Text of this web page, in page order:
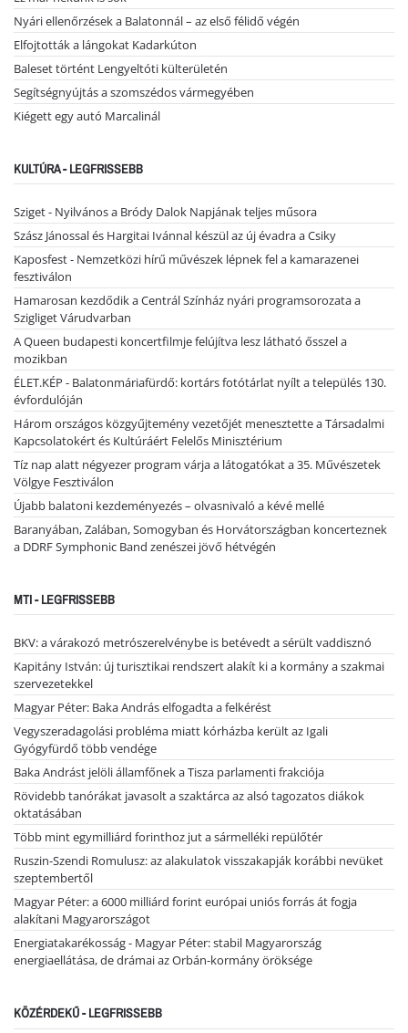
Nyári ellenőrzések a Balatonnál – az első félidő végén
Elfojtották a lángokat Kadarkúton
Baleset történt Lengyeltóti külterületén
Segítségnyújtás a szomszédos vármegyében
Kiégett egy autó Marcalinál
KULTÚRA - LEGFRISSEBB
Sziget - Nyilvános a Bródy Dalok Napjának teljes műsora
Szász Jánossal és Hargitai Ivánnal készül az új évadra a Csiky
Kaposfest - Nemzetközi hírű művészek lépnek fel a kamarazenei
fesztiválon
Hamarosan kezdődik a Centrál Színház nyári programsorozata a
Szigliget Várudvarban
A Queen budapesti koncertfilmje felújítva lesz látható ősszel a
mozikban
ÉLET.KÉP - Balatonmáriafürdő: kortárs fotótárlat nyílt a település 130.
évfordulóján
Három országos közgyűjtemény vezetőjét menesztette a Társadalmi
Kapcsolatokért és Kultúráért Felelős Minisztérium
Tíz nap alatt négyezer program várja a látogatókat a 35. Művészetek
Völgye Fesztiválon
Újabb balatoni kezdeményezés – olvasnivaló a kévé mellé
Baranyában, Zalában, Somogyban és Horvátországban koncerteznek
a DDRF Symphonic Band zenészei jövő hétvégén
MTI - LEGFRISSEBB
BKV: a várakozó metrószerelvénybe is betévedt a sérült vaddisznó
Kapitány István: új turisztikai rendszert alakít ki a kormány a szakmai
szervezetekkel
Magyar Péter: Baka András elfogadta a felkérést
Vegyszeradagolási probléma miatt kórházba került az Igali
Gyógyfürdő több vendége
Baka Andrást jelöli államfőnek a Tisza parlamenti frakciója
Rövidebb tanórákat javasolt a szaktárca az alsó tagozatos diákok
oktatásában
Több mint egymilliárd forinthoz jut a sármelléki repülőtér
Ruszin-Szendi Romulusz: az alakulatok visszakapják korábbi nevüket
szeptembertől
Magyar Péter: a 6000 milliárd forint európai uniós forrás át fogja
alakítani Magyarországot
Energiatakarékosság - Magyar Péter: stabil Magyarország
energiaellátása, de drámai az Orbán-kormány öröksége
KÖZÉRDEKŰ - LEGFRISSEBB